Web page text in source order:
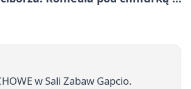
w Sali Zabaw Gapcio.